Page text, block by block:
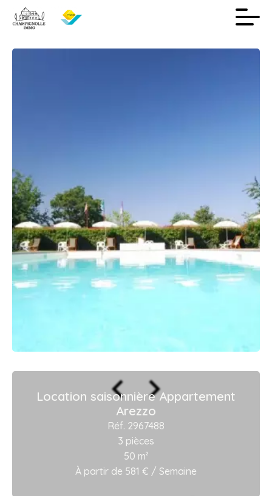
Location saisonnière Appartement
Arezzo
Réf. 2967488
3 pièces
50 m²
À partir de 581 € / Semaine